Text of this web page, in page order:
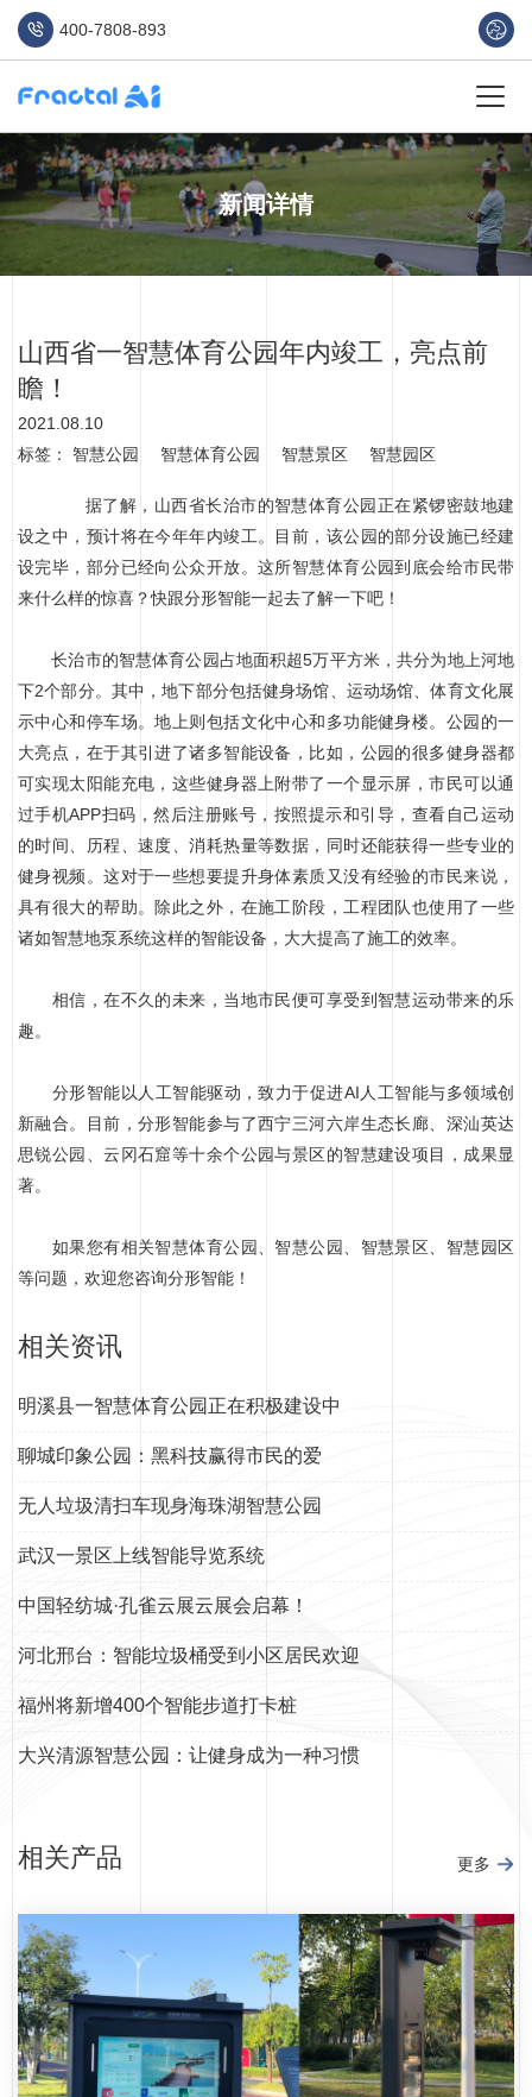
400-7808-893
新闻详情
山西省一智慧体育公园年内竣工，亮点前
瞻！
2021.08.10
标签： 智慧公园 智慧体育公园 智慧景区 智慧园区
据了解，山西省长治市的智慧体育公园正在紧锣密鼓地建
设之中，预计将在今年年内竣工。目前，该公园的部分设施已经建
设完毕，部分已经向公众开放。这所智慧体育公园到底会给市民带
来什么样的惊喜？快跟分形智能一起去了解一下吧！
长治市的智慧体育公园占地面积超5万平方米，共分为地上河地
下2个部分。其中，地下部分包括健身场馆、运动场馆、体育文化展
示中心和停车场。地上则包括文化中心和多功能健身楼。公园的一
大亮点，在于其引进了诸多智能设备，比如，公园的很多健身器都
可实现太阳能充电，这些健身器上附带了一个显示屏，市民可以通
过手机APP扫码，然后注册账号，按照提示和引导，查看自己运动
的时间、历程、速度、消耗热量等数据，同时还能获得一些专业的
健身视频。这对于一些想要提升身体素质又没有经验的市民来说，
具有很大的帮助。除此之外，在施工阶段，工程团队也使用了一些
诸如智慧地泵系统这样的智能设备，大大提高了施工的效率。
相信，在不久的未来，当地市民便可享受到智慧运动带来的乐
趣。
分形智能以人工智能驱动，致力于促进AI人工智能与多领域创
新融合。目前，分形智能参与了西宁三河六岸生态长廊、深汕英达
思锐公园、云冈石窟等十余个公园与景区的智慧建设项目，成果显
著。
如果您有相关智慧体育公园、智慧公园、智慧景区、智慧园区
等问题，欢迎您咨询分形智能！
相关资讯
明溪县一智慧体育公园正在积极建设中
聊城印象公园：黑科技赢得市民的爱
无人垃圾清扫车现身海珠湖智慧公园
武汉一景区上线智能导览系统
中国轻纺城·孔雀云展云展会启幕！
河北邢台：智能垃圾桶受到小区居民欢迎
福州将新增400个智能步道打卡桩
大兴清源智慧公园：让健身成为一种习惯
相关产品 更多